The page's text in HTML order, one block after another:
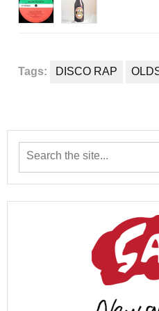
Tags: DISCO RAP